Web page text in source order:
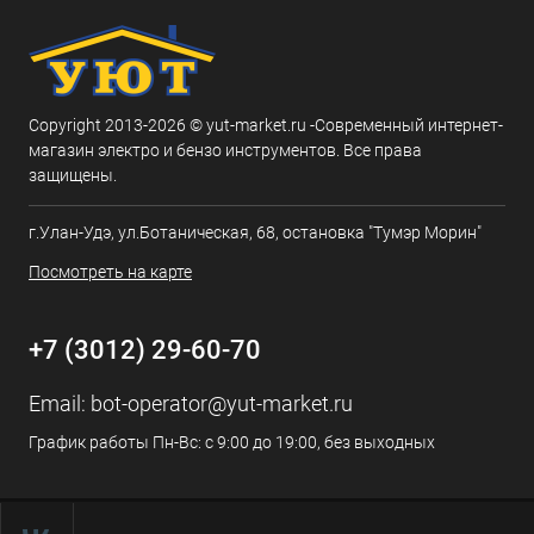
Copyright 2013-2026 © yut-market.ru -Современный интернет-
магазин электро и бензо инструментов. Все права
защищены.
г.Улан-Удэ, ул.Ботаническая, 68, остановка "Тумэр Морин"
Посмотреть на карте
+7 (3012) 29-60-70
Email: bot-operator@yut-market.ru
График работы Пн-Вс: с 9:00 до 19:00, без выходных